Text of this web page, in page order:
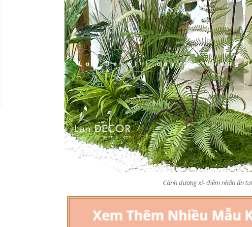
Cành dương xỉ- điểm nhấn ấn
Cây Hoa Thiết Kế- Cây
Hoa Giấy Dáng Huyền
Thân Gỗ Tự Nhiên, Thiết
Kế Tiểu Cảnh Không Gian
Lớn (220cm)- CC1190
Cây Giả Decor- Cây Lan
Giả Trang Trí Tiểu Cảnh
Văn Phòng (165cm)-
CC1137
1.990.000₫
2.842.000₫